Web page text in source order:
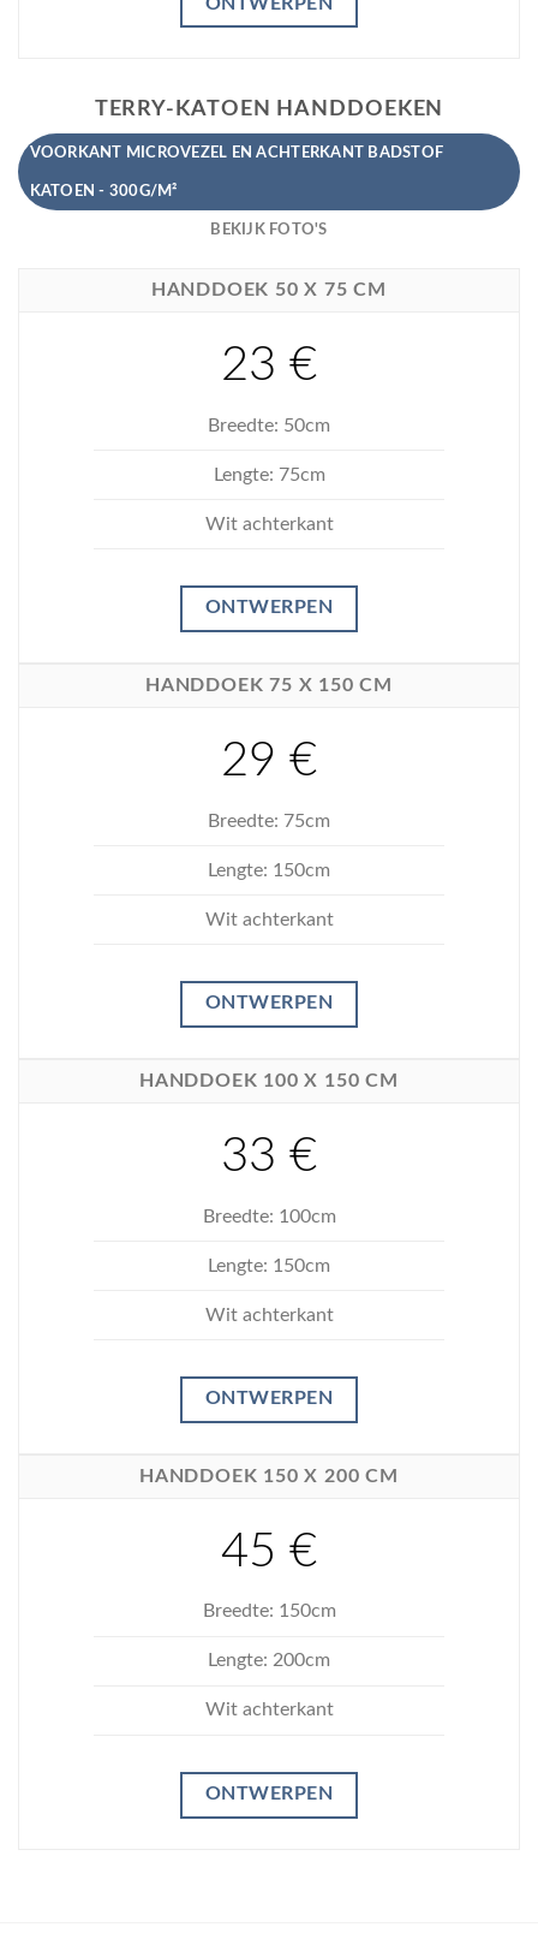
ONTWERPEN
TERRY-KATOEN HANDDOEKEN
VOORKANT MICROVEZEL EN ACHTERKANT BADSTOF
KATOEN - 300G/M²
BEKIJK FOTO'S
HANDDOEK 50 X 75 CM
23 €
Breedte: 50cm
Lengte: 75cm
Wit achterkant
ONTWERPEN
HANDDOEK 75 X 150 CM
29 €
Breedte: 75cm
Lengte: 150cm
Wit achterkant
ONTWERPEN
HANDDOEK 100 X 150 CM
33 €
Breedte: 100cm
Lengte: 150cm
Wit achterkant
ONTWERPEN
HANDDOEK 150 X 200 CM
45 €
Breedte: 150cm
Lengte: 200cm
Wit achterkant
ONTWERPEN